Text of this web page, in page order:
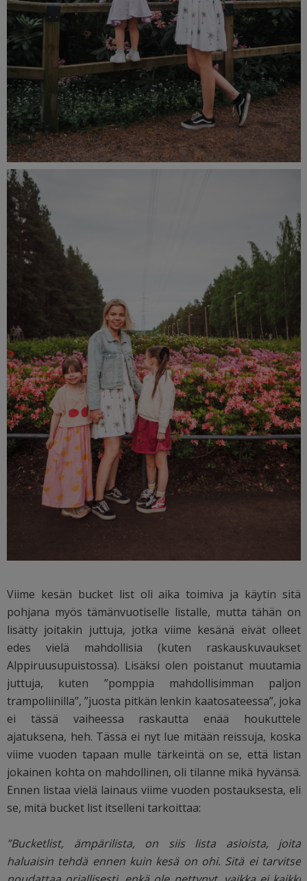
Viime kesän bucket list oli aika toimiva ja käytin sitä
pohjana myös tämänvuotiselle listalle, mutta tähän on
lisätty joitakin juttuja, jotka viime kesänä eivät olleet
edes vielä mahdollisia (kuten raskauskuvaukset
Alppiruusupuistossa). Lisäksi olen poistanut muutamia
juttuja, kuten ”pomppia mahdollisimman paljon
trampoliinilla”, ”juosta pitkän lenkin kaatosateessa”, joka
ei tässä vaiheessa raskautta enää houkuttele
ajatuksena, heh. Tässä ei nyt lue mitään reissuja, koska
viime vuoden tapaan mulle tärkeintä on se, että listan
jokainen kohta on mahdollinen, oli tilanne mikä hyvänsä.
Ennen listaa vielä lainaus viime vuoden postauksesta, eli
se, mitä bucket list itselleni tarkoittaa:
”Bucketlist, ämpärilista, on siis lista asioista, joita
haluaisin tehdä ennen kuin kesä on ohi. Sitä ei tarvitse